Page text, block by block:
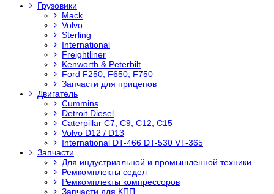
Грузовики
Mack
Volvo
Sterling
International
Freightliner
Kenworth & Peterbilt
Ford F250, F650, F750
Запчасти для прицепов
Двигатель
Cummins
Detroit Diesel
Caterpillar C7, C9, C12, C15
Volvo D12 / D13
International DT-466 DT-530 VT-365
Запчасти
Для индустриальной и промышленной техники
Ремкомплекты седел
Ремкомплекты компрессоров
Запчасти для КПП